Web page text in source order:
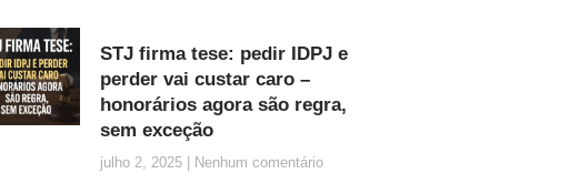
STJ firma tese: pedir IDPJ e
perder vai custar caro –
honorários agora são regra,
sem exceção
julho 2, 2025 Nenhum comentário